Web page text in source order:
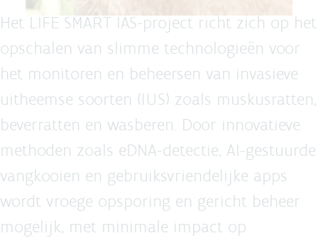
Het LIFE SMART IAS-project richt zich op het
opschalen van slimme technologieën voor
het monitoren en beheersen van invasieve
uitheemse soorten (IUS) zoals muskusratten,
beverratten en wasberen. Door innovatieve
methoden zoals eDNA-detectie, AI-gestuurde
vangkooien en gebruiksvriendelijke apps
wordt vroege opsporing en gericht beheer
mogelijk, met minimale impact op